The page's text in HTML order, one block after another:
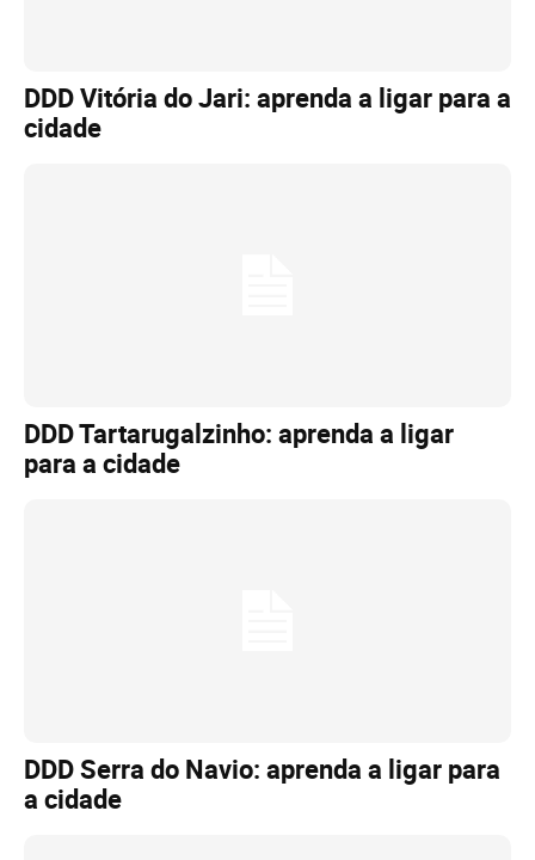
DDD Vitória do Jari: aprenda a ligar para a
cidade
DDD Tartarugalzinho: aprenda a ligar
para a cidade
DDD Serra do Navio: aprenda a ligar para
a cidade